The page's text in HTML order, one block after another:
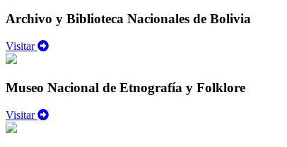
Archivo y Biblioteca Nacionales de Bolivia
Visitar
Museo Nacional de Etnografía y Folklore
Visitar